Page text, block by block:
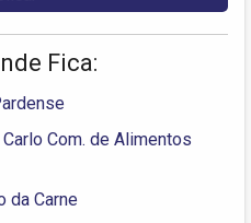
Fica:
Com. de Alimentos
da Carne